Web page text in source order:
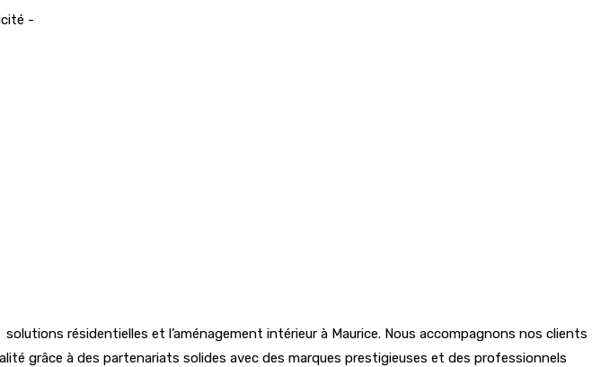
-
résidentielles et l’aménagement intérieur à Maurice. Nous accompagnons nos clients
grâce à des partenariats solides avec des marques prestigieuses et des professionnels